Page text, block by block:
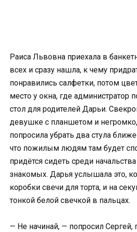
Раиса Львовна приехала в
всех и сразу нашла, к чему
понравились салфетки, потом
место у окна, где администратор
стол для родителей Дарьи.
девушке с планшетом и
попросила убрать два стула
что пожилым людям там будет
придётся сидеть среди
знакомых. Дарья услышала это,
коробки свечи для торта, и на
тонкой белой свечкой в пальцах.
— Не начинай, — попросил